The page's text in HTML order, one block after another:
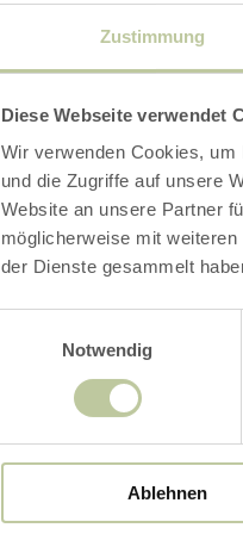
Zustimmung
Diese Webseite verwendet
Wir verwenden Cookies,
und die Zugriffe auf unsere
Website an unsere Partner
möglicherweise mit
der Dienste gesammelt
Notwendig
Ablehnen
staan, is
Basalt in
En zo
was ook
korte
gevraagd
En dus
zelf op